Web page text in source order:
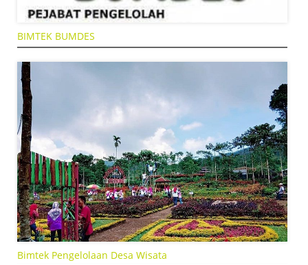
BIMTEK BUMDES
Bimtek Pengelolaan Desa Wisata